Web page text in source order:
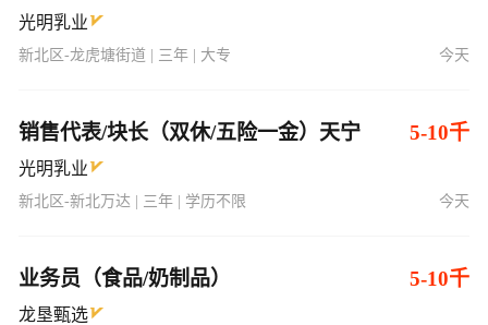
光明乳业
新北区-龙虎塘街道 | 三年 | 大专 今天
销售代表/块长（双休/五险一金）天宁 5-10千
光明乳业
新北区-新北万达 | 三年 | 学历不限 今天
业务员（食品/奶制品） 5-10千
龙垦甄选